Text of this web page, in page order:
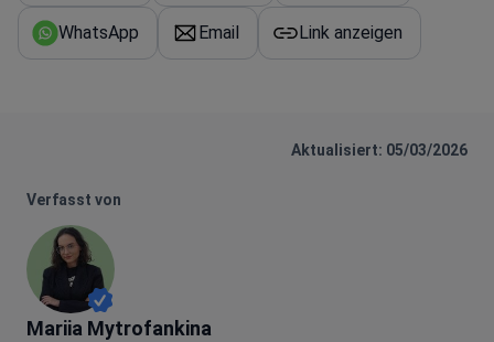
WhatsApp Email Link anzeigen
Aktualisiert: 05/03/2026
Verfasst von
Mariia Mytrofankina
Mariia Mytrofankina